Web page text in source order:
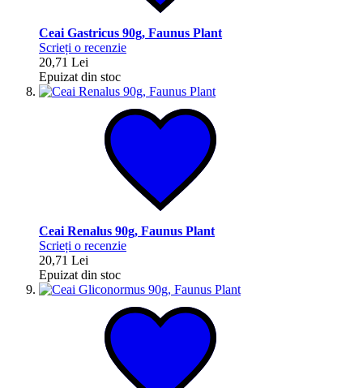
Ceai Gastricus 90g, Faunus Plant
Scrieți o recenzie
20,71 Lei
Epuizat din stoc
Ceai Renalus 90g, Faunus Plant
Scrieți o recenzie
20,71 Lei
Epuizat din stoc